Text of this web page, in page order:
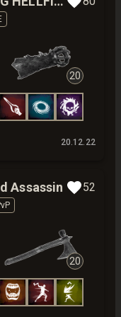
20
20.12.22
Assassin 52
20